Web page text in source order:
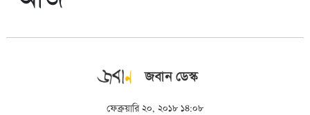
জবান ডেস্ক
ফেব্রুয়ারি ২০, ২০১৮ ১৪:০৮